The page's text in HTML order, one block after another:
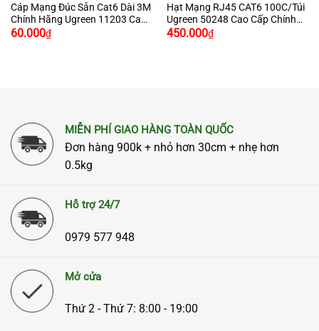
Cáp Mạng Đúc Sẵn Cat6 Dài 3M
Chính Hãng Ugreen 11203 Cao
Cấp
60.000₫
Hạt Mạng RJ45 CAT6 100C/Túi
Ugreen 50248 Cao Cấp Chính
Hãng Ugreen
450.000₫
MIỄN PHÍ GIAO HÀNG TOÀN QUỐC
Đơn hàng 900k + nhỏ hơn 30cm + nhẹ hơn
0.5kg
Hỗ trợ 24/7
0979 577 948
Mở cửa
Thứ 2 - Thứ 7: 8:00 - 19:00